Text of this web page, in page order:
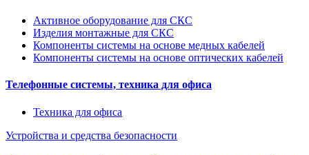
Активное оборудование для СКС
Изделия монтажные для СКС
Компоненты системы на основе медных кабелей
Компоненты системы на основе оптических кабелей
Телефонные системы, техника для офиса
Техника для офиса
Устройства и средства безопасности